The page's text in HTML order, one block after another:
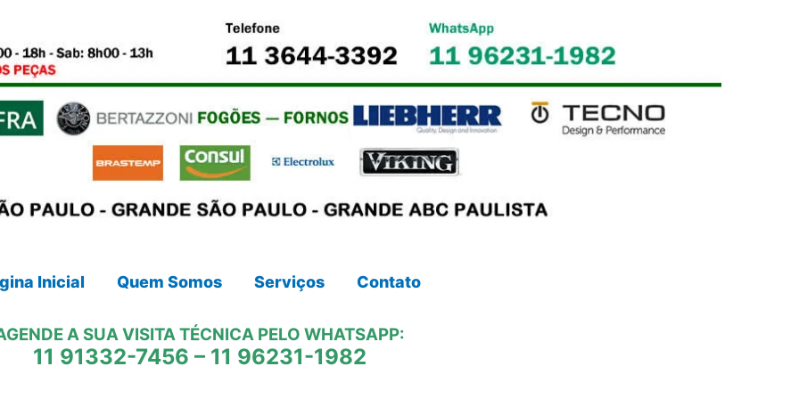
Inicial Quem Somos Serviços Contato
A SUA VISITA TÉCNICA PELO WHATSAPP:
11 91332-7456 – 11 96231-1982